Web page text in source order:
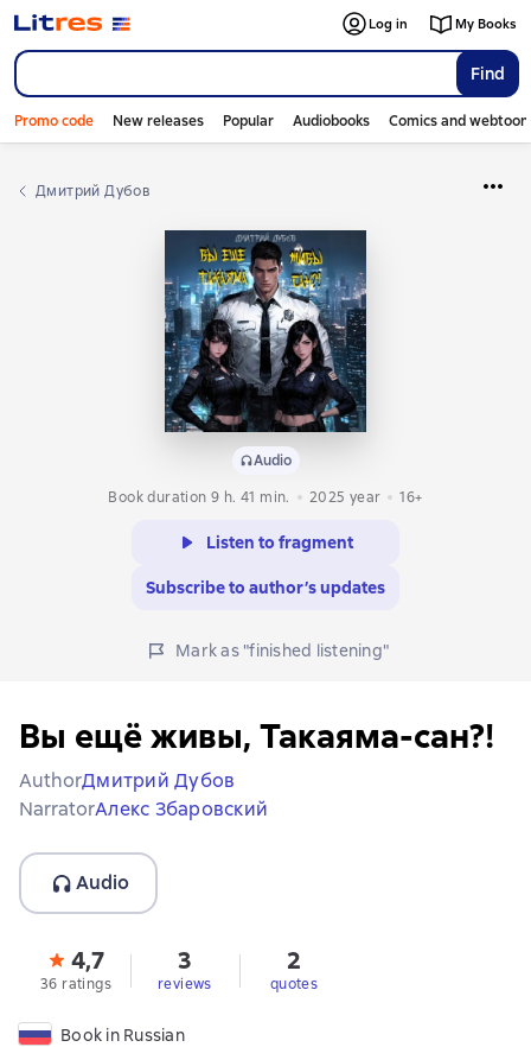
Find
Log in My Books
Promo code New releases Popular Audiobooks Comics and
Дмитрий Дубов
Audio
Book duration 9 h. 41 min.
2025 year 16+
Listen to fragment
Subscribe to author’s updates
Mark as "finished listening"
Вы ещё живы, Такаяма-сан?!
AuthorДмитрий Дубов
NarratorАлекс Збаровский
Audio
4,7
36 ratings
3
reviews
2
quotes
Book in Russian